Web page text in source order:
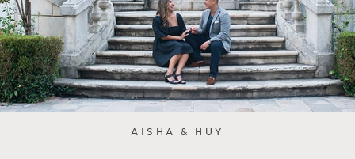
AISHA & HUY